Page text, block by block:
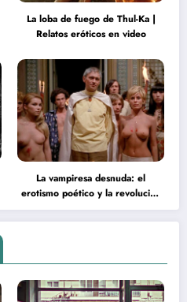
La loba de fuego de Thul-Ka |
Relatos eróticos en video
La vampiresa desnuda: el
erotismo poético y la revolución
psicodélica de Jean Rollin